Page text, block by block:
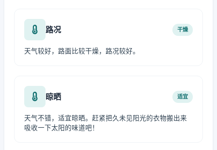
路况 干燥
天气较好，路面比较干燥，路况较好。
晾晒 适宜
天气不错，适宜晾晒。赶紧把久未见阳光的衣物搬出来
吸收一下太阳的味道吧！